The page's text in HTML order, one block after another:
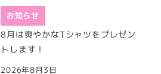
お知らせ
8月は爽やかなTシャツをプレゼン
トします！
2026年8月3日